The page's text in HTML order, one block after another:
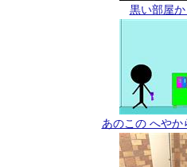
黒い部屋
あのこの へやか